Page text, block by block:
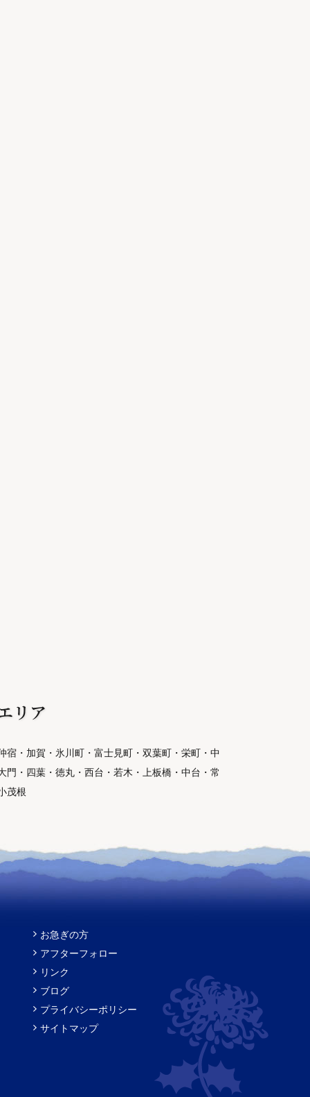
リア
・加賀・氷川町・富士見町・双葉町・栄町・中
・四葉・徳丸・西台・若木・上板橋・中台・常
茂根
お急ぎの方
アフターフォロー
リンク
ブログ
プライバシーポリシー
サイトマップ